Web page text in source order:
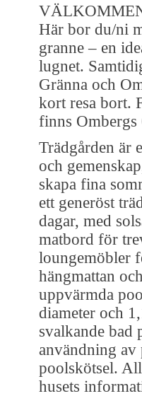
Här bor du/ni
granne – en
lugnet.
Gränna och
kort resa bort.
finns
Trädgården är
och
skapa fina
ett generöst
dagar, med
matbord för
loungemöbler
hängmattan
uppvärmda
diameter och
svalkande bad
användning
poolskötsel.
husets